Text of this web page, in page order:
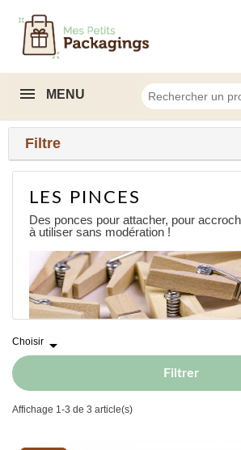
MENU
Filtre
LES PINCES
Des ponces pour attacher, pour
à utiliser sans modération !
Choisir 
Filtrer
Affichage 1-3 de 3 article(s)